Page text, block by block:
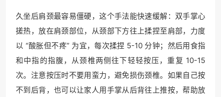
久坐后肩颈最容易僵硬，这个手法能快速缓解：双手掌心
搓热，放在肩颈部位，从颈部下方往上揉捏至肩部，力度
以 “酸胀但不疼” 为宜，每次揉捏 5-10 分钟；然后用食指
和中指的指腹，从颈椎两侧往下轻轻按压，重复 10-15
次。注意按压时不要用蛮力，避免损伤颈椎。如果自己按
不到后背，也可以让家人用手掌从后背往上推按，帮助放